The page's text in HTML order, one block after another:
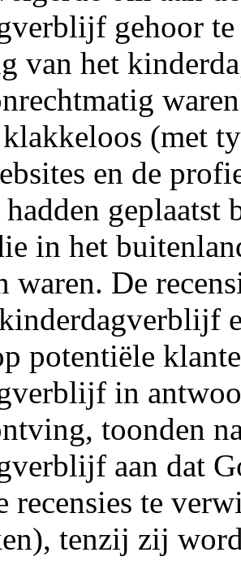
gehoor te
van het
(met
en de
hadden
in het
waren. De
potentiële
in
toonden
aan dat
recensies te
tenzij zij